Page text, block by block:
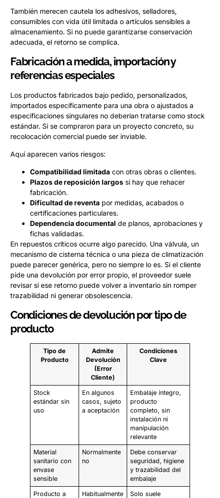
También merecen cautela los adhesivos, selladores,
consumibles con vida útil limitada o artículos sensibles a
almacenamiento. Si no puede garantizarse conservación
adecuada, el retorno se complica.
Fabricación a medida, importación y
referencias especiales
Los productos fabricados bajo pedido, personalizados,
importados específicamente para una obra o ajustados a
especificaciones singulares no deberían tratarse como stock
estándar. Si se compraron para un proyecto concreto, su
recolocación comercial puede ser inviable.
Aquí aparecen varios riesgos:
Compatibilidad limitada con otras obras o clientes.
Plazos de reposición largos si hay que rehacer
fabricación.
Dificultad de reventa por medidas, acabados o
certificaciones particulares.
Dependencia documental de planos, aprobaciones y
fichas validadas.
En repuestos críticos ocurre algo parecido. Una válvula, un
mecanismo de cisterna técnica o una pieza de climatización
puede parecer genérica, pero no siempre lo es. Si el cliente
pide una devolución por error propio, el proveedor suele
revisar si ese retorno puede volver a inventario sin romper
trazabilidad ni generar obsolescencia.
Condiciones de devolución por tipo de
producto
Tipo de
Producto
Admite
Devolución
(Error
Cliente)
Condiciones
Clave
Stock
estándar sin
uso
En algunos
casos, sujeto
a aceptación
Embalaje íntegro,
producto
completo, sin
instalación ni
manipulación
relevante
Material
sanitario con
envase
sensible
Normalmente
no
Debe conservar
seguridad, higiene
y trazabilidad del
embalaje
Producto a
Habitualmente
Solo suele